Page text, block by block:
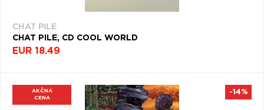
CHAT PILE
CHAT PILE, CD COOL WORLD
EUR 18.49
AKČNÁ
CENA
-14%